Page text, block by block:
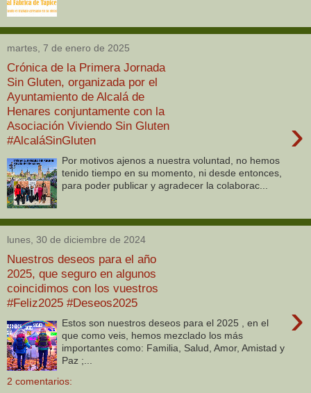
martes, 7 de enero de 2025
Crónica de la Primera Jornada
Sin Gluten, organizada por el
Ayuntamiento de Alcalá de
Henares conjuntamente con la
Asociación Viviendo Sin Gluten
#AlcaláSinGluten
›
Por motivos ajenos a nuestra voluntad, no hemos
tenido tiempo en su momento, ni desde entonces,
para poder publicar y agradecer la colaborac...
lunes, 30 de diciembre de 2024
Nuestros deseos para el año
2025, que seguro en algunos
coincidimos con los vuestros
#Feliz2025 #Deseos2025
›
Estos son nuestros deseos para el 2025 , en el
que como veis, hemos mezclado los más
importantes como: Familia, Salud, Amor, Amistad y
Paz ;...
2 comentarios: